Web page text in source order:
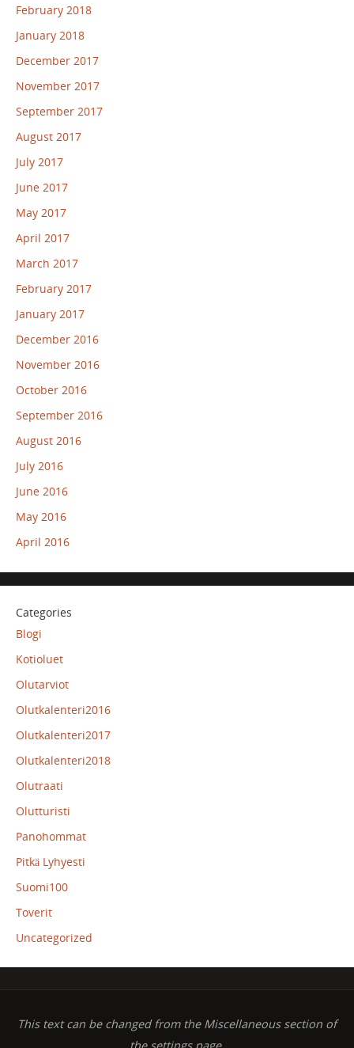
February 2018
January 2018
December 2017
November 2017
September 2017
August 2017
July 2017
June 2017
May 2017
April 2017
March 2017
February 2017
January 2017
December 2016
November 2016
October 2016
September 2016
August 2016
July 2016
June 2016
May 2016
April 2016
Categories
Blogi
Kotioluet
Olutarviot
Olutkalenteri2016
Olutkalenteri2017
Olutkalenteri2018
Olutraati
Olutturisti
Panohommat
Pitkä Lyhyesti
Suomi100
Toverit
Uncategorized
This text can be changed from the Miscellaneous section of